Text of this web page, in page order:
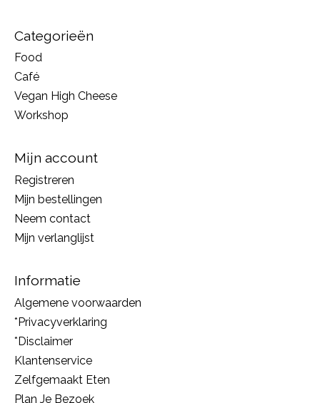
Categorieën
Food
Café
Vegan High Cheese
Workshop
Mijn account
Registreren
Mijn bestellingen
Neem contact
Mijn verlanglijst
Informatie
Algemene voorwaarden
*Privacyverklaring
*Disclaimer
Klantenservice
Zelfgemaakt Eten
Plan Je Bezoek